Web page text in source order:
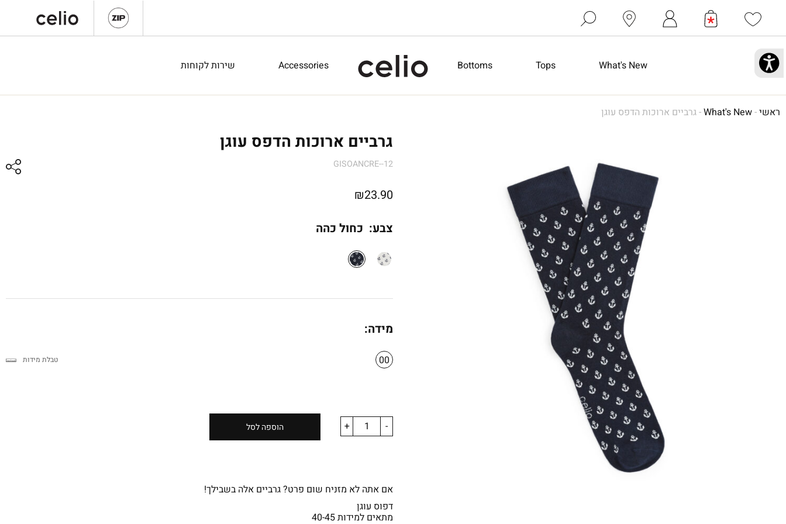
What's New
Tops
Bottoms
Accessories שירות לקוחות
ראשי-
What's New
-גרביים ארוכות הדפס עוגן
גרביים ארוכות הדפס עוגן
GISOANCRE--12
₪23.90
צבע: כחול כהה
מידה:
00 טבלת מידות
-
+ הוספה לסל
אם אתה לא מזניח שום פרט? גרביים אלה בשבילך!
דפוס עוגן
מתאים למידות 40-45